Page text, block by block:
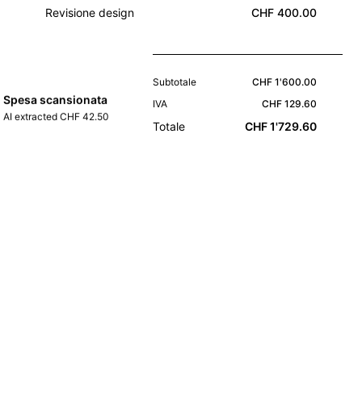
Revisione design CHF 400.00
Subtotale
CHF 1'600.00
IVA
CHF 129.60
Totale CHF 1'729.60
Spesa scansionata
AI extracted CHF 42.50